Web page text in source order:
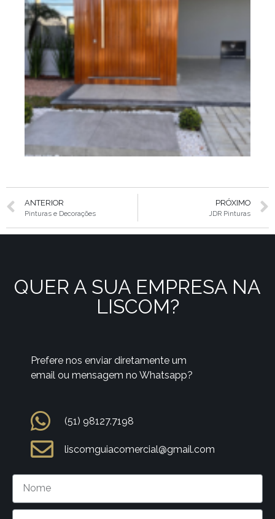
ANTERIOR
Pinturas e Decorações
PRÓXIMO
JDR Pinturas
QUER A SUA EMPRESA NA
LISCOM?
Prefere nos enviar diretamente um
email ou mensagem no Whatsapp?
(51) 98127.7198
liscomguiacomercial@gmail.com